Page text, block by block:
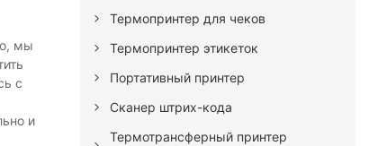
мы
с
и
Термопринтер для чеков
Термопринтер этикеток
Портативный принтер
Сканер штрих-кода
Термотрансферный принтер